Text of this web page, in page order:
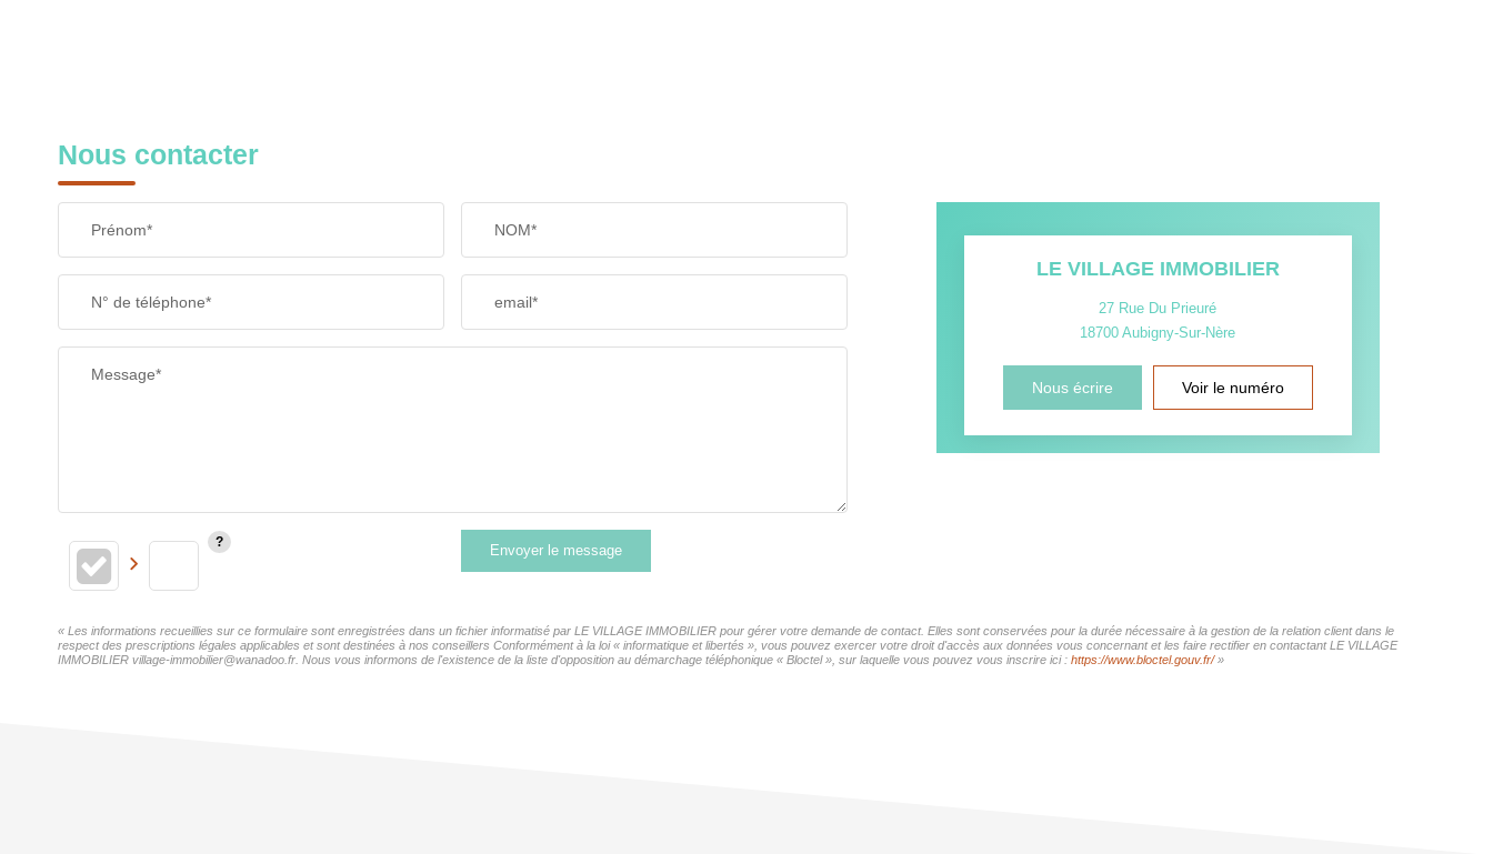
Nous contacter
Prénom* NOM*
N° de téléphone* email*
Message*
Envoyer le message
LE VILLAGE IMMOBILIER
27 Rue Du Prieuré
18700Aubigny-Sur-Nère
Nous écrire Voir le numéro
« Les informations recueillies sur ce formulaire sont enregistrées dans un fichier informatisé par LE VILLAGE IMMOBILIER pour gérer votre demande de contact. Elles sont conservées pour la durée nécessaire à la gestion de la relation client dans le
respect des prescriptions légales applicables et sont destinées à nos conseillers Conformément à la loi « informatique et libertés », vous pouvez exercer votre droit d'accès aux données vous concernant et les faire rectifier en contactant LE VILLAGE
IMMOBILIER village-immobilier@wanadoo.fr. Nous vous informons de l'existence de la liste d'opposition au démarchage téléphonique « Bloctel », sur laquelle vous pouvez vous inscrire ici : https://www.bloctel.gouv.fr/»